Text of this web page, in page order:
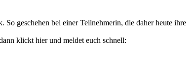
geschehen bei einer Teilnehmerin, die daher heute ihre
klickt hier und meldet euch schnell: